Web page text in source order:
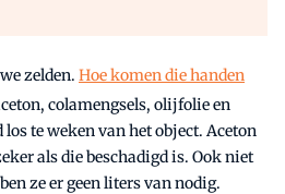
zelden. Hoe komen die handen
colamengsels, olijfolie en
te weken van het object. Aceton
als die beschadigd is. Ook niet
ze er geen liters van nodig.